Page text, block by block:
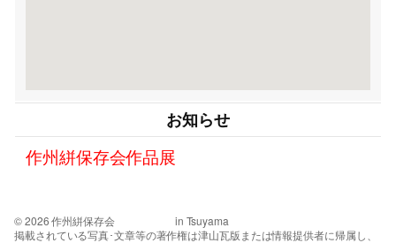
お知らせ
作州絣保存会作品展
© 2026 作州絣保存会 in Tsuyama
掲載されている写真･文章等の著作権は津山瓦版または情報提供者に帰属し、